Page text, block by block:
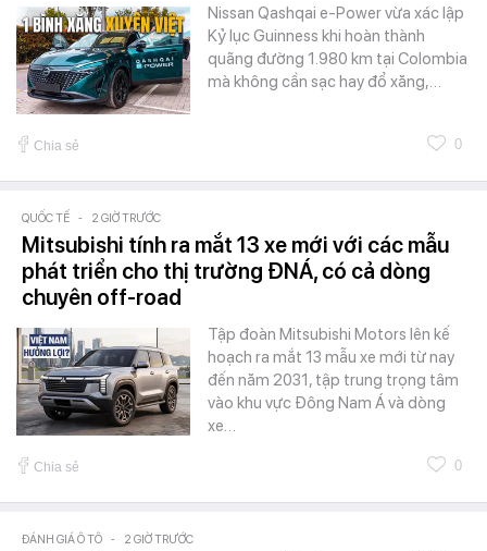
Nissan Qashqai e-Power vừa xác lập
Kỷ lục Guinness khi hoàn thành
quãng đường 1.980 km tại Colombia
mà không cần sạc hay đổ xăng,…
Chia sẻ 0
QUỐC TẾ - 2 GIỜ TRƯỚC
Mitsubishi tính ra mắt 13 xe mới với các mẫu
phát triển cho thị trường ĐNÁ, có cả dòng
chuyên off-road
Tập đoàn Mitsubishi Motors lên kế
hoạch ra mắt 13 mẫu xe mới từ nay
đến năm 2031, tập trung trọng tâm
vào khu vực Đông Nam Á và dòng
xe…
Chia sẻ 0
ĐÁNH GIÁ Ô TÔ - 2 GIỜ TRƯỚC